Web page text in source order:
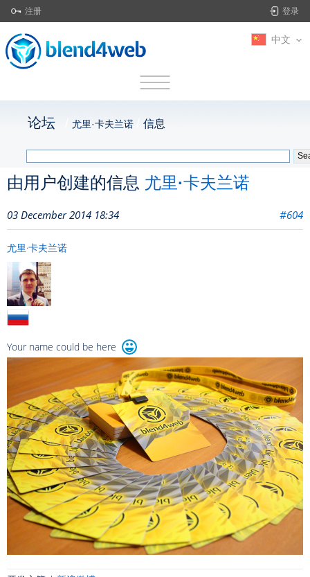
注册 登录
中文
论坛 尤里·卡夫兰诺 信息
由用户创建的信息 尤里·卡夫兰诺
03 December 2014 18:34 #604
尤里·卡夫兰诺
Your name could be here